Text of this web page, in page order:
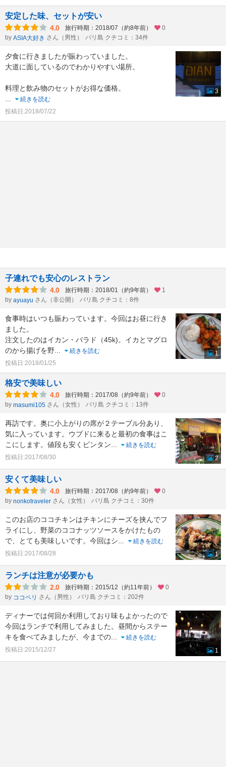
安定した味、セットが安い
4.0 旅行時期：2018/07（約8年前）
0
by ASIA大好き さん（男性） バリ島 クチコミ：34件
夕食に行きましたが賑わっていました。
大道に面しているのでわかりやすい場所。
料理と飲み物のセットがお得な価格。
...
続きを読む
投稿日:2018/07/22
3
子連れでも安心のレストラン
4.0 旅行時期：2018/01（約9年前）
1
by ayuayu さん（非公開） バリ島 クチコミ：8件
食事時はいつも賑わっています。今回はお昼に行き
ました。
注文したのはイカン・バラド（45k)。イカとマグロ
のから揚げを野...
続きを読む
投稿日:2018/01/25
1
格安で美味しい
4.0 旅行時期：2017/08（約9年前）
0
by masumi105 さん（女性） バリ島 クチコミ：13件
再訪です。奥に小上がりの席が２テーブル分あり、
気に入っています。ウブドに来ると最初の食事はこ
こにします。値段も安くビンタン...
続きを読む
投稿日:2017/08/30
2
安くて美味しい
4.0 旅行時期：2017/08（約9年前）
0
by nonkotraveler さん（女性） バリ島 クチコミ：30件
このお店のココチキンはチキンにチーズを挟んでフ
ライにし、野菜のココナッツソースをかけたもの
で、とても美味しいです。今回はシ...
続きを読む
投稿日:2017/08/28
1
ランチは注意が必要かも
2.0 旅行時期：2015/12（約11年前）
0
by ココペリ さん（男性） バリ島 クチコミ：202件
ディナーでは何回か利用しており味もよかったので
今回はランチで利用してみました。昼間からステー
キを食べてみましたが、今までの...
続きを読む
投稿日:2015/12/27
1